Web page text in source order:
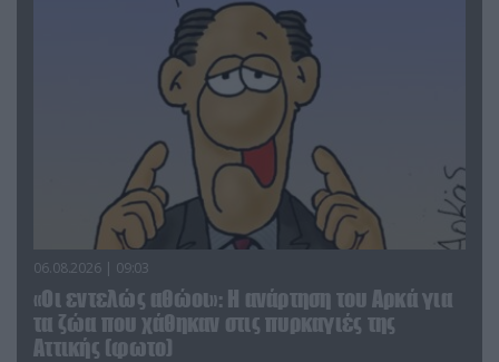
06.08.2026 | 09:03
«Οι εντελώς αθώοι»: Η ανάρτηση του Αρκά για
τα ζώα που χάθηκαν στις πυρκαγιές της
Αττικής (φωτο)